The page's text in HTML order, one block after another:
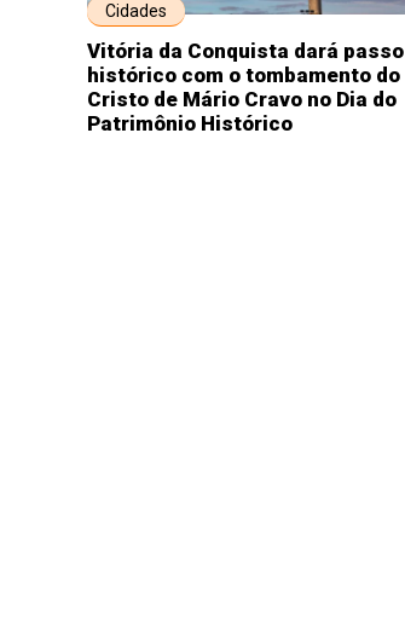
Cidades
Vitória da Conquista dará passo
histórico com o tombamento do
Cristo de Mário Cravo no Dia do
Patrimônio Histórico